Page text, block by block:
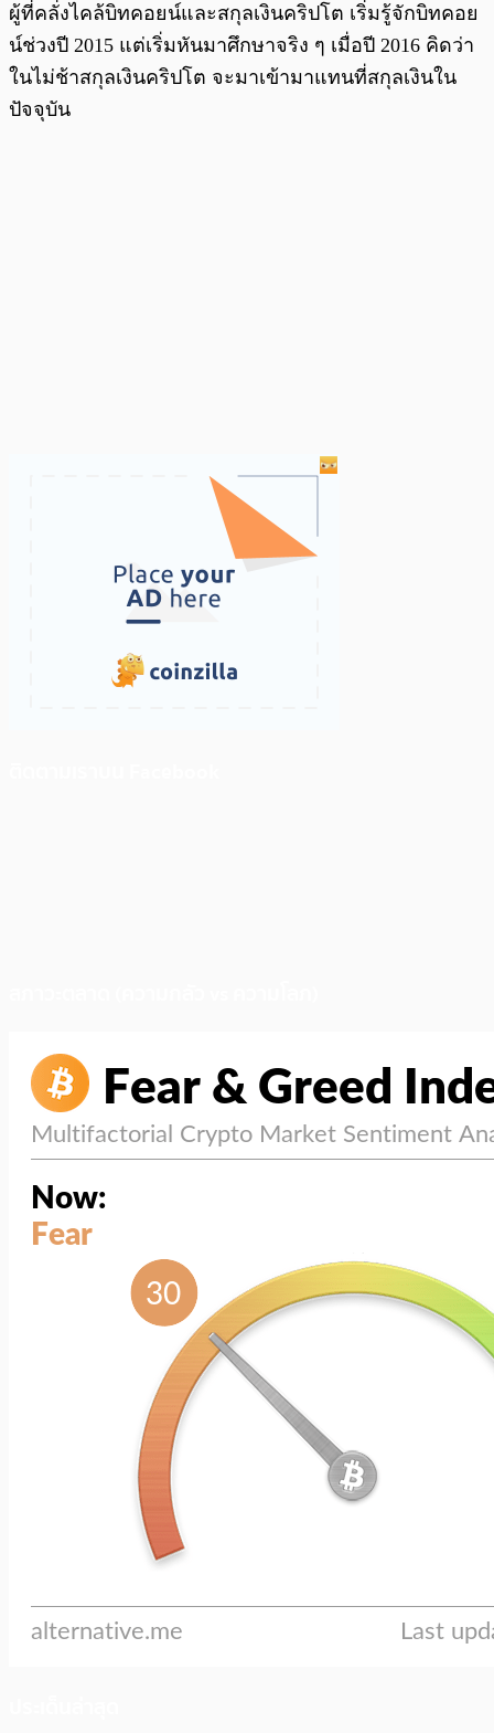
ผู้ที่คลั่งไคล้บิทคอยน์และสกุลเงินคริปโต เริ่มรู้จักบิทคอย
น์ช่วงปี 2015 แต่เริ่มหันมาศึกษาจริง ๆ เมื่อปี 2016 คิดว่า
ในไม่ช้าสกุลเงินคริปโต จะมาเข้ามาแทนที่สกุลเงินใน
ปัจจุบัน